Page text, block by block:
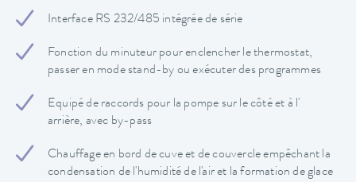
Interface RS 232/485 intégrée de série
Fonction du minuteur pour enclencher le thermostat,
passer en mode stand-by ou exécuter des programmes
Equipé de raccords pour la pompe sur le côté et à l'
arrière, avec by-pass
Chauffage en bord de cuve et de couvercle empêchant la
condensation de l'humidité de l'air et la formation de glace